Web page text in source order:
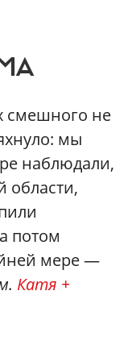
смешного не
мы
наблюдали,
области,
потом
мере —
Катя +